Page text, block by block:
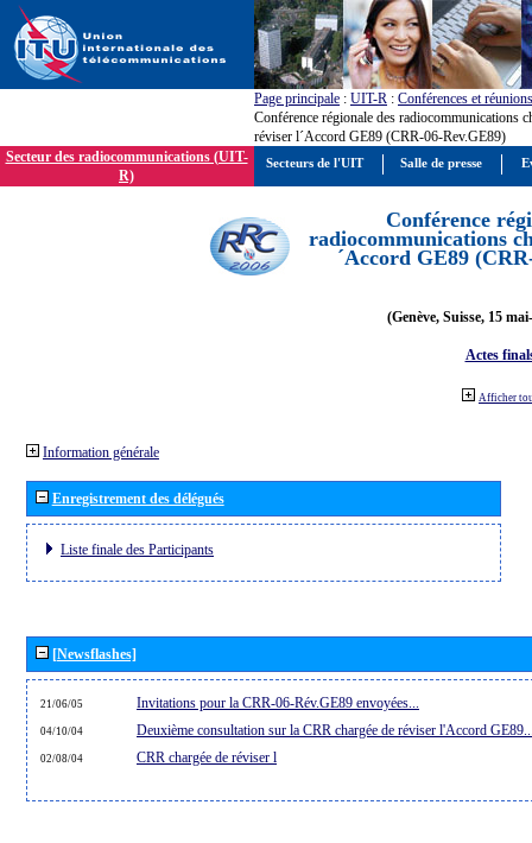
Page principale : UIT-R : Conférences et réunions
Conférence régionale des radiocommunications
réviser l´Accord GE89 (CRR-06-Rev.GE89)
Secteur des radiocommunications (UIT-
R)
Conférence
radiocommunications
´Accord GE89
(Genève, Suisse, 15
Actes
Afficher
Information générale
Enregistrement des délégués
Liste finale des Participants
[Newsflashes]
21/06/05 Invitations pour la CRR-06-Rév.GE89 envoyées...
04/10/04 Deuxième consultation sur la CRR chargée de réviser l'Accord
02/08/04 CRR chargée de réviser l
Secteurs de l'UIT Salle de presse